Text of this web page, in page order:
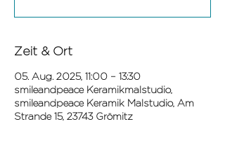
Zeit & Ort
05. Aug. 2025, 11:00 – 13:30
smileandpeace Keramikmalstudio,
smileandpeace Keramik Malstudio, Am
Strande 15, 23743 Grömitz